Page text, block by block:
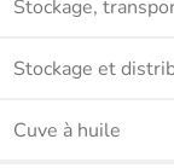
Stockage,
Stockage et
Cuve à huile